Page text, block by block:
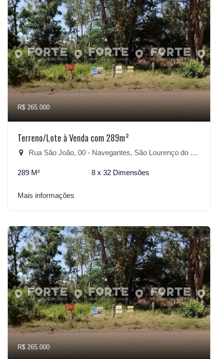
R$ 265.000
Terreno/Lote à Venda com 289m²
Rua São João, 00 - Navegantes, São Lourenço do Sul-RS
289 M² 8 x 32 Dimensões
Mais informações
R$ 265.000